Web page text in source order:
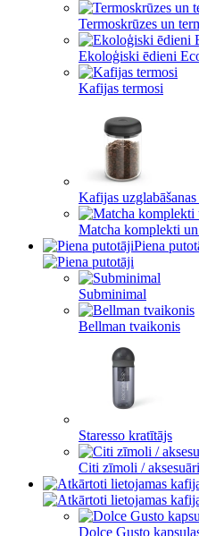
Termoskrūzes un
Ekoloģiski ēdieni
Kafijas termosi
Kafijas
Matcha komplekti un
Piena
Subminimal
Bellman tvaikonis
Staresso kratītājs
Citi zīmoli / aksesuāri
Dolce Gusto